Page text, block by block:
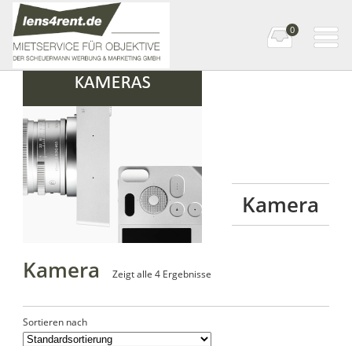
0
Startseite» Kamera
Kamera
Kamera Zeigt alle 4 Ergebnisse
Sortieren nach